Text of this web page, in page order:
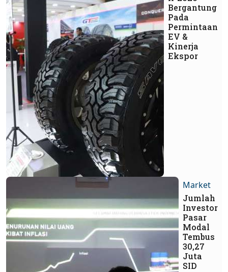
Bergantung
Pada
Permintaan
EV &
Kinerja
Ekspor
Market
Jumlah
Investor
Pasar
Modal
Tembus
30,27
Juta
SID